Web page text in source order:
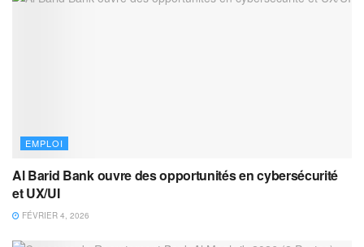
EMPLOI
Al Barid Bank ouvre des opportunités en cybersécurité
et UX/UI
FÉVRIER 4, 2026